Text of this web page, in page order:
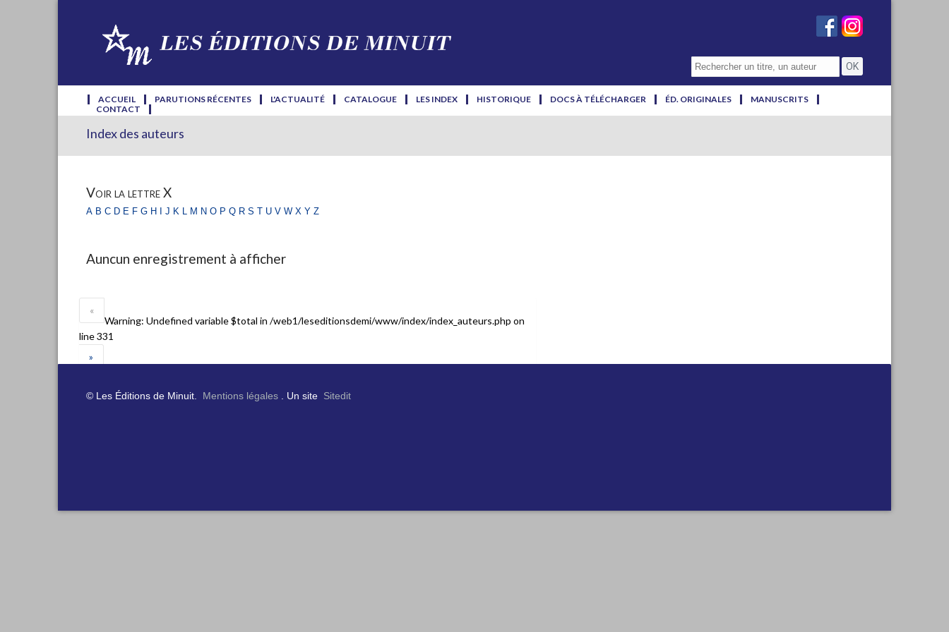
ACCUEIL PARUTIONS RÉCENTES L'ACTUALITÉ CATALOGUE LES INDEX HISTORIQUE DOCS À TÉLÉCHARGER ÉD. ORIGINALES
MANUSCRITS
CONTACT
Index des auteurs
Voir la lettre X
a b c d e fg h i j k l m no p q rs t uvwx yz
Auncun enregistrement à afficher
«
Warning: Undefined variable $total in /web1/leseditionsdemi/www/index/index_auteurs.php on
line331
»
© Les Éditions de Minuit. Mentions légales . Un site Sitedit